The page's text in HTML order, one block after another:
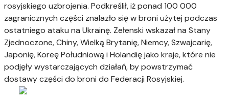
rosyjskiego uzbrojenia. Podkreślił, iż ponad 100 000
zagranicznych części znalazło się w broni użytej podczas
ostatniego ataku na Ukrainę. Zełenski wskazał na Stany
Zjednoczone, Chiny, Wielką Brytanię, Niemcy, Szwajcarię,
Japonię, Koreę Południową i Holandię jako kraje, które nie
podjęły wystarczających działań, by powstrzymać
dostawy części do broni do Federacji Rosyjskiej.